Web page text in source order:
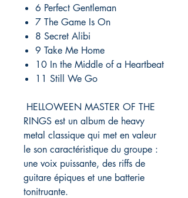
6 Perfect Gentleman
7 The Game Is On
8 Secret Alibi
9 Take Me Home
10 In the Middle of a Heartbeat
11 Still We Go
HELLOWEEN MASTER OF THE
RINGS est un album de heavy
metal classique qui met en valeur
le son caractéristique du groupe :
une voix puissante, des riffs de
guitare épiques et une batterie
tonitruante.